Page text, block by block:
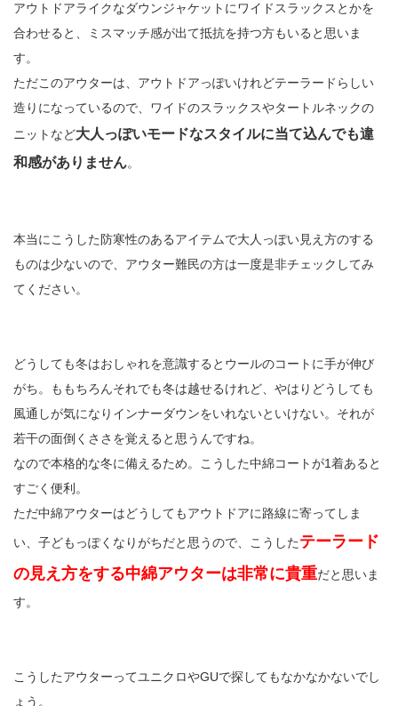
アウトドアライクなダウンジャケットにワイドスラックスとかを
合わせると、ミスマッチ感が出て抵抗を持つ方もいると思いま
す。
ただこのアウターは、アウトドアっぽいけれどテーラードらしい
造りになっているので、ワイドのスラックスやタートルネックの
ニットなど大人っぽいモードなスタイルに当て込んでも違
和感がありません。
本当にこうした防寒性のあるアイテムで大人っぽい見え方のする
ものは少ないので、アウター難民の方は一度是非チェックしてみ
てください。
どうしても冬はおしゃれを意識するとウールのコートに手が伸び
がち。ももちろんそれでも冬は越せるけれど、やはりどうしても
風通しが気になりインナーダウンをいれないといけない。それが
若干の面倒くささを覚えると思うんですね。
なので本格的な冬に備えるため。こうした中綿コートが1着あると
すごく便利。
ただ中綿アウターはどうしてもアウトドアに路線に寄ってしま
い、子どもっぽくなりがちだと思うので、こうしたテーラード
の見え方をする中綿アウターは非常に貴重だと思いま
す。
こうしたアウターってユニクロやGUで探してもなかなかないでし
ょう。